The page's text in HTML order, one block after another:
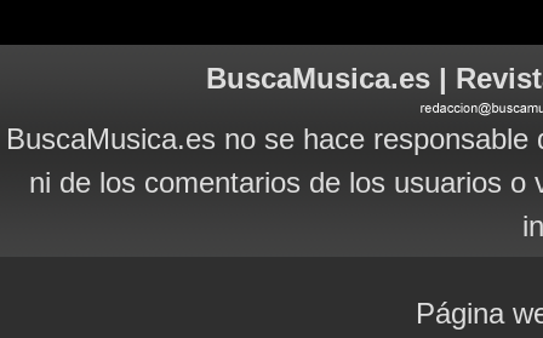
BuscaMusica.es |
BuscaMusica.es no se hace
ni de los comentarios de los usuarios
Página